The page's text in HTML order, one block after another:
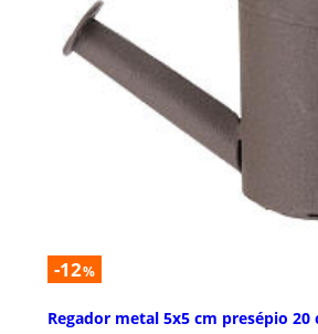
-12%
Regador metal 5x5 cm presépio 20